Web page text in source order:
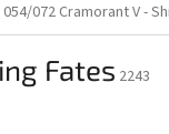
054/072 Cramorant V -
Fates 2243